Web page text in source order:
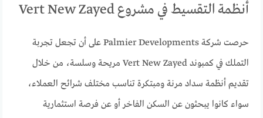
أنظمة التقسيط في مشروع Vert New Zayed
حرصت شركة Palmier Developments على أن تجعل تجربة
التملك في كمبوند Vert New Zayed مريحة وسلسة، من خلال
تقديم أنظمة سداد مرنة ومبتكرة تناسب مختلف شرائح العملاء،
سواء كانوا يبحثون عن السكن الفاخر أو عن فرصة استثمارية